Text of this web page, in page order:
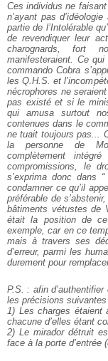
Ces individus ne
n’ayant pas
partie de l’Intolérable
de revendiquer leur
charognards, fort
manifesteraient. Ce
commando Cobra
les Q.H.S. et
nécrophores ne
pas existé et si le
qui amusa surtout
contenues dans le
ne tuait toujours pas...
la personne de
complètement
compromissions, le
s’exprima donc dans
condamner ce qu’il
préférable de
bâtiments vétustes de
était la position de
exemple, car en ce
mais à travers ses
d’erreur, parmi les
durement pour
P.S. : afin
les précisions suivantes
1) Les charges
chacune d’elles étant
2) Le mirador détruit
face à la porte d’entrée